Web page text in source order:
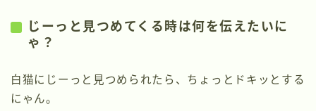
じーっと見つめてくる時は何を伝えたいに
ゃ？
白猫にじーっと見つめられたら、ちょっとドキッとする
にゃん。